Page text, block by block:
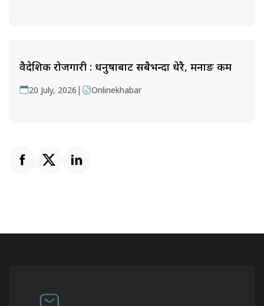
वैदेशिक रोजगारी : धनुषाबाट सबैभन्दा धेरै, मनाङ कम
20 July, 2026 | Onlinekhabar